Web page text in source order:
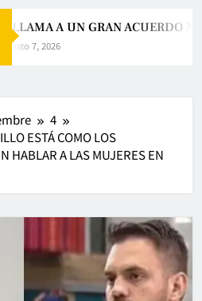
LLAMA A UN GRAN ACUERDO
7, 2026
4
ESTÁ COMO LOS
HABLAR A LAS MUJERES EN